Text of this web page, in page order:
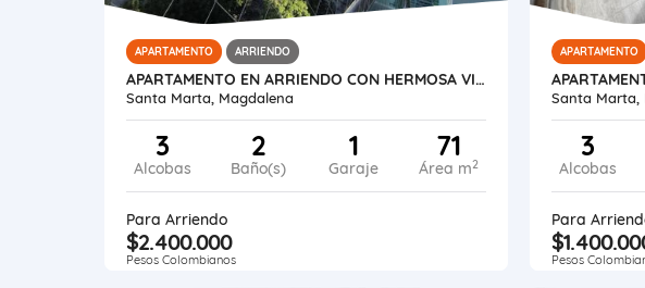
APARTAMENTO ARRIENDO
APARTAMENTO EN ARRIENDO CON HERMOSA VISTA AL MAR (SECTOR BELLAVISTA)
Santa Marta, Magdalena
3
Alcobas
2
Baño(s)
1
Garaje
71
Área m2
Para Arriendo
$2.400.000
Pesos Colombianos
APARTAMENTO
Santa Marta,
3
Alcobas
Para
Pesos